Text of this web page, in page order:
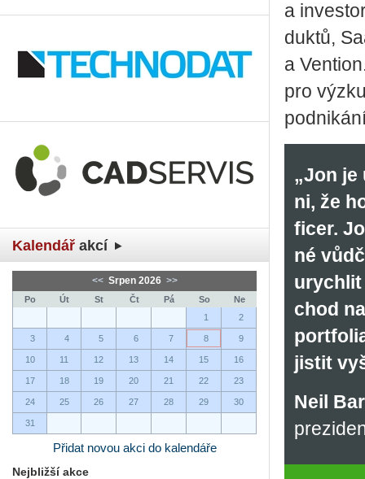
Kalendář akcí
<< Srpen 2026 >>
Po Út St Čt Pá So
Ne
1
2
3 4 5 6 7 8 9
10 11 12 13 14 15 16
17 18 19 20 21 22 23
24 25 26 27 28 29 30
31
Přidat novou akci do kalendáře
Nejbližší akce
a
duk­tů,
a
pro
„Jon je
ni, že
fi­cer.
né
urych­lit
chod
jis­tit
Neil